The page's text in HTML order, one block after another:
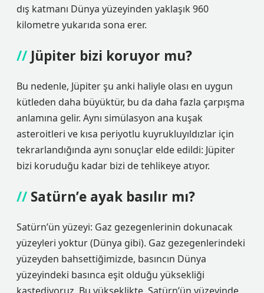
dış katmanı Dünya yüzeyinden yaklaşık 960
kilometre yukarıda sona erer.
Jüpiter bizi koruyor mu?
Bu nedenle, Jüpiter şu anki haliyle olası en uygun
kütleden daha büyüktür, bu da daha fazla çarpışma
anlamına gelir. Aynı simülasyon ana kuşak
asteroitleri ve kısa periyotlu kuyrukluyıldızlar için
tekrarlandığında aynı sonuçlar elde edildi: Jüpiter
bizi koruduğu kadar bizi de tehlikeye atıyor.
Satürn’e ayak basılır mı?
Satürn’ün yüzeyi: Gaz gezegenlerinin dokunacak
yüzeyleri yoktur (Dünya gibi). Gaz gezegenlerindeki
yüzeyden bahsettiğimizde, basıncın Dünya
yüzeyindeki basınca eşit olduğu yüksekliği